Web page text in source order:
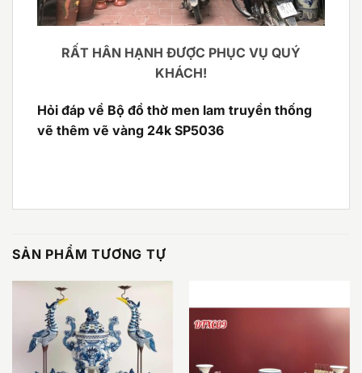
RẤT HÂN HẠNH ĐƯỢC PHỤC VỤ QUÝ
KHÁCH!
Hỏi đáp về Bộ đồ thờ men lam truyền thống
vẽ thêm vẽ vàng 24k SP5036
SẢN PHẨM TƯƠNG TỰ